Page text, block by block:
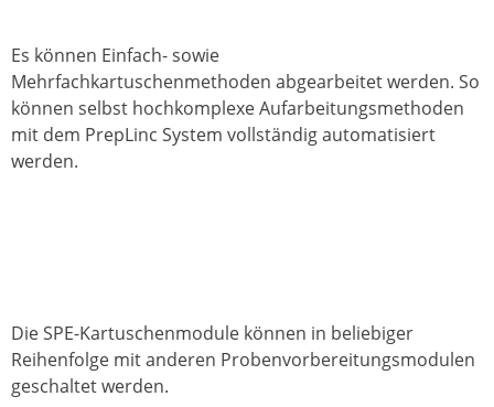
Es können Einfach- sowie
Mehrfachkartuschenmethoden abgearbeitet werden. So
können selbst hochkomplexe Aufarbeitungsmethoden
mit dem PrepLinc System vollständig automatisiert
werden.
Die SPE-Kartuschenmodule können in beliebiger
Reihenfolge mit anderen Probenvorbereitungsmodulen
geschaltet werden.